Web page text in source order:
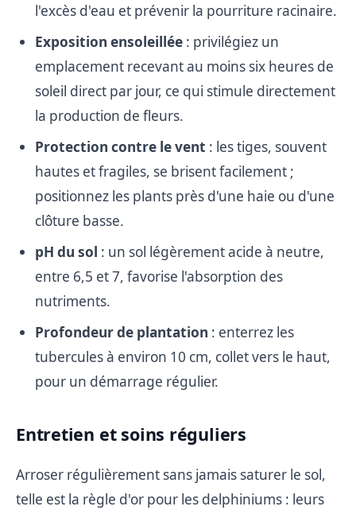
l'excès d'eau et prévenir la pourriture racinaire.
Exposition ensoleillée : privilégiez un
emplacement recevant au moins six heures de
soleil direct par jour, ce qui stimule directement
la production de fleurs.
Protection contre le vent : les tiges, souvent
hautes et fragiles, se brisent facilement ;
positionnez les plants près d'une haie ou d'une
clôture basse.
pH du sol : un sol légèrement acide à neutre,
entre 6,5 et 7, favorise l'absorption des
nutriments.
Profondeur de plantation : enterrez les
tubercules à environ 10 cm, collet vers le haut,
pour un démarrage régulier.
Entretien et soins réguliers
Arroser régulièrement sans jamais saturer le sol,
telle est la règle d'or pour les delphiniums : leurs